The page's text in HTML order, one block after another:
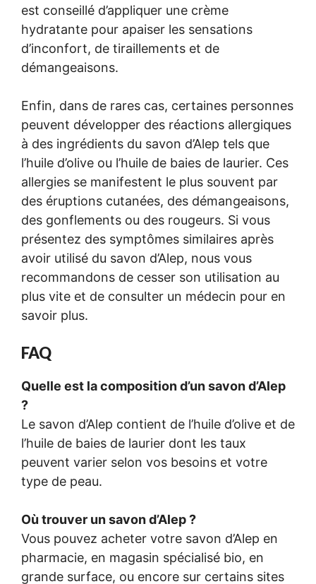
est conseillé d’appliquer une crème
hydratante pour apaiser les sensations
d’inconfort, de tiraillements et de
démangeaisons.
Enfin, dans de rares cas, certaines personnes
peuvent développer des réactions allergiques
à des ingrédients du savon d’Alep tels que
l’huile d’olive ou l’huile de baies de laurier. Ces
allergies se manifestent le plus souvent par
des éruptions cutanées, des démangeaisons,
des gonflements ou des rougeurs. Si vous
présentez des symptômes similaires après
avoir utilisé du savon d’Alep, nous vous
recommandons de cesser son utilisation au
plus vite et de consulter un médecin pour en
savoir plus.
FAQ
Quelle est la composition d’un savon d’Alep
?
Le savon d’Alep contient de l’huile d’olive et de
l’huile de baies de laurier dont les taux
peuvent varier selon vos besoins et votre
type de peau.
Où trouver un savon d’Alep ?
Vous pouvez acheter votre savon d’Alep en
pharmacie, en magasin spécialisé bio, en
grande surface, ou encore sur certains sites